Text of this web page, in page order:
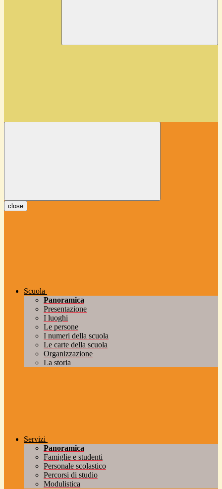
close
Scuola
Panoramica
Presentazione
I luoghi
Le persone
I numeri della scuola
Le carte della scuola
Organizzazione
La storia
Servizi
Panoramica
Famiglie e studenti
Personale scolastico
Percorsi di studio
Modulistica